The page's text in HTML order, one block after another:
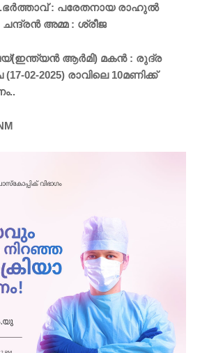
: പരേതനായ രാഹുൽ
ചന്ദ്രൻ അമ്മ : ശ്രീജ
ആർമി) മകൻ : രുദ്ര
02-2025) രാവിലെ 10മണിക്ക്